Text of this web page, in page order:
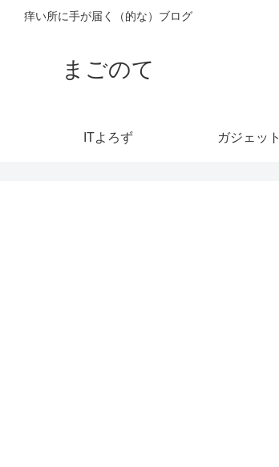
痒い所に手が届く（的な）ブログ
まごのて
ITよろず ガジェット